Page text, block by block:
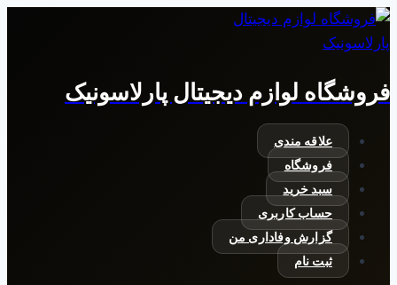
بازگشت
به
فروشگاه لوازم دیجیتال پارلاسونیک
علاقه مندی
فروشگاه
سبد خرید
حساب کاربری
گزارش وفاداری من
ثبت نام